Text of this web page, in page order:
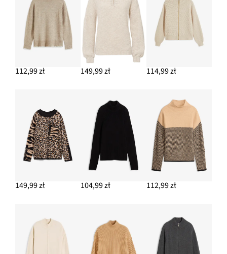
109,99 zł
DODAJ DO KOSZYKA
Torebka skórzana
329,99 zł
DODAJ DO KOSZYKA
112,99 zł 149,99 zł 114,99 zł
149,99 zł 104,99 zł 112,99 zł